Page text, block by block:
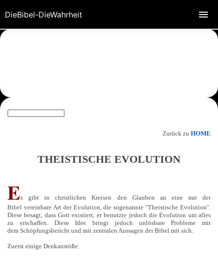
Zurück zu HOME
THEISTISCHE EVOLUTION
Es gibt in christlichen Kreisen den Glauben an eine mit der
Bibel vereinbare Art der Evolution, die sogenannte "Theistische Evolution".
Diese besagt, dass Gott existiert, er benutzte jedoch die Evolution um alles
zu erschaffen. Diese Idee bringt jedoch unlösbare Probleme mit
dem Schöpfungsbericht und mit zentralen Aussagen der Bibel mit sich.
Zuerst einige Denkanstöße:
DieBibel-DieWahrheit